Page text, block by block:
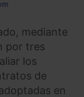
mediante
por tres
los
de
en